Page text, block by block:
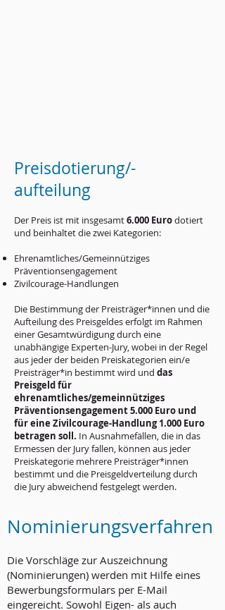
Preisdotierung/-
aufteilung
Der Preis ist mit insgesamt6.000 Eurodotiert
und beinhaltet die zwei Kategorien:
Ehrenamtliches/Gemeinnütziges
Präventionsengagement
Zivilcourage-Handlungen
Die Bestimmung der Preisträger*innen und die
Aufteilung des Preisgeldes erfolgt im Rahmen
einer Gesamtwürdigung durch eine
unabhängige Experten-Jury, wobei in der Regel
aus jeder der beiden Preiskategorien ein/e
Preisträger*in bestimmt wird und das
Preisgeld für
ehrenamtliches/gemeinnütziges
Präventionsengagement 5.000 Euro und
für eine Zivilcourage-Handlung 1.000 Euro
betragen soll. In Ausnahmefällen, die in das
Ermessen der Jury fallen, können aus jeder
Preiskategorie mehrere Preisträger*innen
bestimmt und die Preisgeldverteilung durch
die Jury abweichend festgelegt werden.
Nominierungsverfahren
Die Vorschläge zur Auszeichnung
(Nominierungen) werden mit Hilfe eines
Bewerbungsformulars per E-Mail
eingereicht. Sowohl Eigen- als auch